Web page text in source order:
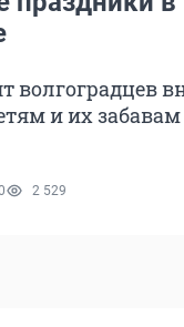
волгоградцев
и их
2 529